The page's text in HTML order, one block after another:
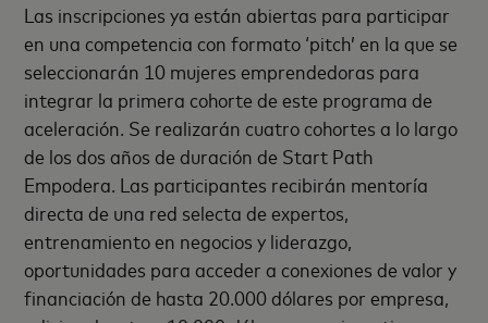
Las inscripciones ya están abiertas para participar
en una competencia con formato ‘pitch’ en la que se
seleccionarán 10 mujeres emprendedoras para
integrar la primera cohorte de este programa de
aceleración. Se realizarán cuatro cohortes a lo largo
de los dos años de duración de Start Path
Empodera. Las participantes recibirán mentoría
directa de una red selecta de expertos,
entrenamiento en negocios y liderazgo,
oportunidades para acceder a conexiones de valor y
financiación de hasta 20.000 dólares por empresa,